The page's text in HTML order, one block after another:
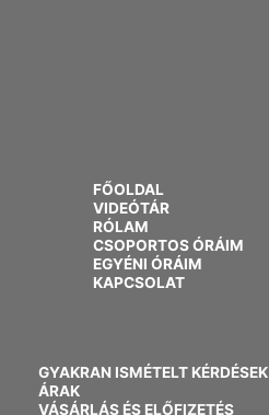
FŐOLDAL
VIDEÓTÁR
RÓLAM
CSOPORTOS ÓRÁIM
EGYÉNI ÓRÁIM
KAPCSOLAT
GYAKRAN ISMÉTELT KÉRDÉSEK
ÁRAK
VÁSÁRLÁS ÉS ELŐFIZETÉS